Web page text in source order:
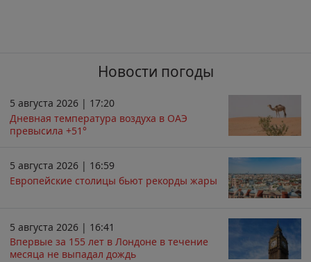
Новости погоды
5 августа 2026 | 17:20
Дневная температура воздуха в ОАЭ
превысила +51°
5 августа 2026 | 16:59
Европейские столицы бьют рекорды жары
5 августа 2026 | 16:41
Впервые за 155 лет в Лондоне в течение
месяца не выпадал дождь